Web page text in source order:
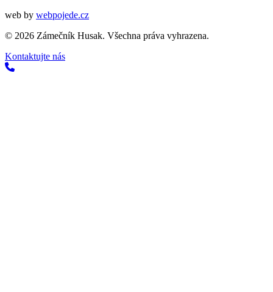
web by webpojede.cz
© 2026 Zámečník Husak. Všechna práva vyhrazena.
Kontaktujte nás